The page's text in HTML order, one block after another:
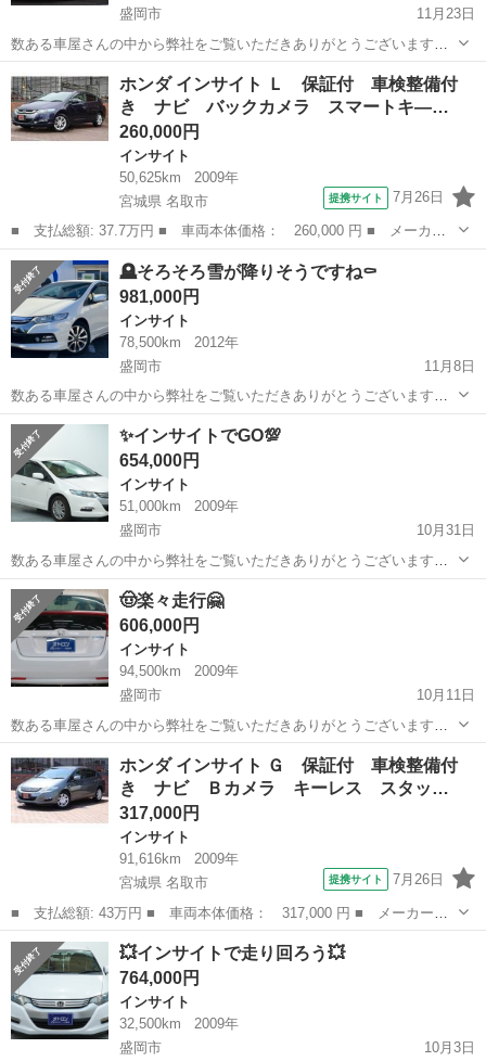
盛岡市
11月23日
数ある車屋さんの中から弊社をご覧いただきありがとうございます！
オトロン盛岡店と申します(^^♪🥳 東北3店舗目、オトロン最北端のお店
として、2024年4月1日に新店舗オープンとなりました🔥❤️‍🔥 冬が訪...
岩手 盛岡市 インサイト 車両
ホンダ インサイト Ｌ 保証付 車検整備付
き ナビ バックカメラ スマートキ―…
260,000円
インサイト
50,625km
2009年
宮城県 名取市
提携サイト 7月26日
■ 支払総額: 37.7万円 ■ 車両本体価格： 260,000 円 ■ メーカー
名： ホンダ ■ 車種名： インサイト ■ グレード名： Ｌ 保証
付 車検整備付き ナビ バックカメラ スマートキ― ＨＩＤオー
トライト Ｅ...
宮城 名取市 インサイト
🪦そろそろ雪が降りそうですね⚰️
981,000円
インサイト
78,500km
2012年
盛岡市
11月8日
数ある車屋さんの中から弊社をご覧いただきありがとうございます！
オトロン盛岡店と申します(^^♪🥳🪦⚰️ 東北3店舗目、オトロン最北端の
岩手 盛岡市 インサイト 車両
✨インサイトでGO💯
654,000円
インサイト
51,000km
2009年
盛岡市
10月31日
数ある車屋さんの中から弊社をご覧いただきありがとうございます！
オトロン盛岡店と申します(^^♪🥳🤠🧛🕷️🐈‍⬛🍭🦇🪦⚰️ 東北3店舗目、オ
トロン最北端のお店として、2024年4月1日に新店舗オープンとなりま
した...
岩手 盛岡市 インサイト
🤠楽々走行🤗
606,000円
インサイト
94,500km
2009年
盛岡市
10月11日
数ある車屋さんの中から弊社をご覧いただきありがとうございます！
オトロン盛岡店と申します(^^♪🥳🤠🤗🧛🕷️🐈‍⬛🍭🎃🦇🪦⚰️ 東北3店舗
目、オトロン最北端のお店として、2024年4月1日に新店舗オープンと
なりま...
岩手 盛岡市 インサイト 車両
ホンダ インサイト Ｇ 保証付 車検整備付
き ナビ Ｂカメラ キーレス スタッ…
317,000円
インサイト
91,616km
2009年
宮城県 名取市
提携サイト 7月26日
■ 支払総額: 43万円 ■ 車両本体価格： 317,000 円 ■ メーカー
名： ホンダ ■ 車種名： インサイト ■ グレード名： Ｇ 保証
付 車検整備付き ナビ Ｂカメラ キーレス スタッドレスタイヤ
■ 排気量： ...
宮城 名取市 インサイト
💥インサイトで走り回ろう💥
764,000円
インサイト
32,500km
2009年
盛岡市
10月3日